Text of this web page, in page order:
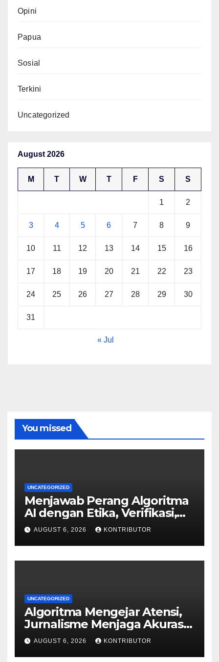
Opini
Papua
Sosial
Terkini
Uncategorized
August 2026
M T W T F S S
1 2
3 4 5 6 7 8 9
10 11 12 13 14 15 16
17 18 19 20 21 22 23
24 25 26 27 28 29 30
31
« Jul
You missed
UNCATEGORIZED
Menjawab Perang Algoritma
AI dengan Etika, Verifikasi,
dan Media Tepercaya
AUGUST 6, 2026 KONTRIBUTOR
UNCATEGORIZED
Algoritma Mengejar Atensi,
Jurnalisme Menjaga Akurasi
dan Akal Sehat Publik
AUGUST 6, 2026 KONTRIBUTOR